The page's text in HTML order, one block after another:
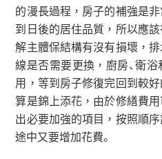
的漫長過程，房子的補強是
到日後的居住品質，所以應
解主體保結構有沒有損壞，
線是否需要更換，廚房、衛
用，等到房子修復完回到較
算是錦上添花，由於修繕費
出必要加強的項目，按照順
途中又要增加花費。